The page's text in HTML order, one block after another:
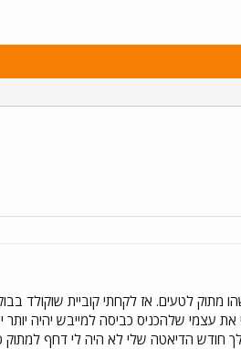
לטעים. אז לקחתי קוביית שוקולד
שלהכניס כביסה למייבש יהיה יותר
הדיאטה שלי לא היה לי דחף למתוק